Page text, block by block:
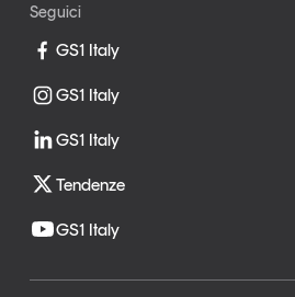
Seguici
GS1 Italy
GS1 Italy
GS1 Italy
Tendenze
GS1 Italy